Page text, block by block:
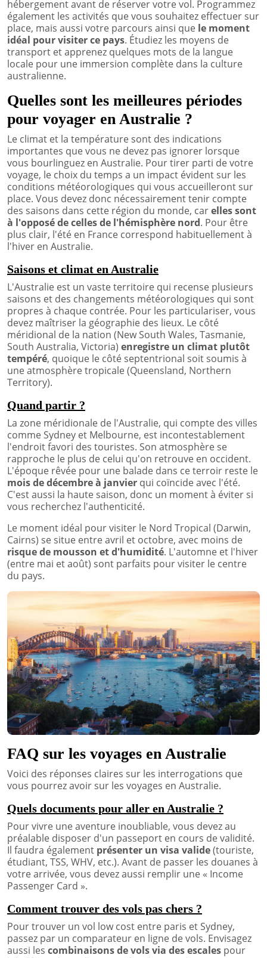
hébergement avant de réserver votre vol. Programmez
également les activités que vous souhaitez effectuer sur
place, mais aussi votre parcours ainsi que le moment
idéal pour visiter ce pays. Étudiez les moyens de
transport et apprenez quelques mots de la langue
locale pour une immersion complète dans la culture
australienne.
Quelles sont les meilleures périodes
pour voyager en Australie ?
Le climat et la température sont des indications
importantes que vous ne devez pas ignorer lorsque
vous bourlinguez en Australie. Pour tirer parti de votre
voyage, le choix du temps a un impact évident sur les
conditions météorologiques qui vous accueilleront sur
place. Vous devez donc nécessairement tenir compte
des saisons dans cette région du monde, carelles sont
à l'opposé de celles de l'hémisphère nord. Pour être
plus clair, l'été en France correspond habituellement à
l'hiver en Australie.
Saisons et climat en Australie
L'Australie est un vaste territoire qui recense plusieurs
saisons et des changements météorologiques qui sont
propres à chaque contrée. Pour les particulariser, vous
devez maîtriser la géographie des lieux. Le côté
méridional de la nation (New South Wales, Tasmanie,
South Australia, Victoria) enregistre un climat plutôt
tempéré, quoique le côté septentrional soit soumis à
une atmosphère tropicale (Queensland, Northern
Territory).
Quand partir ?
La zone méridionale de l'Australie, qui compte des villes
comme Sydney et Melbourne, est incontestablement
l'endroit favori des touristes. Son atmosphère se
rapproche le plus de celui qu'on retrouve en occident.
L'époque rêvée pour une balade dans ce terroir reste le
mois de décembre à janvier qui coïncide avec l'été.
C'est aussi la haute saison, donc un moment à éviter si
vous recherchez l'authenticité.
Le moment idéal pour visiter le Nord Tropical (Darwin,
Cairns) se situe entre avril et octobre, avec moins de
risque de mousson et d'humidité. L'automne et l'hiver
(entre mai et août) sont parfaits pour visiter le centre
du pays.
FAQ sur les voyages en Australie
Voici des réponses claires sur les interrogations que
vous pourrez avoir sur les voyages en Australie.
Quels documents pour aller en Australie ?
Pour vivre une aventure inoubliable, vous devez au
préalable disposer d'un passeport en cours de validité.
Il faudra également présenter un visa valide(touriste,
étudiant, TSS, WHV, etc.). Avant de passer les douanes à
votre arrivée, vous devez aussi remplir une « Income
Passenger Card ».
Comment trouver des vols pas chers ?
Pour trouver un vol low cost entre paris et Sydney,
passez par un comparateur en ligne de vols. Envisagez
aussi les combinaisons de vols via des escales pour